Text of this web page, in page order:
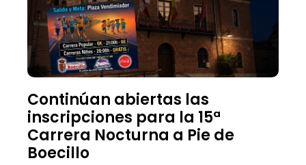
Continúan abiertas las
inscripciones para la 15ª
Carrera Nocturna a Pie de
Boecillo